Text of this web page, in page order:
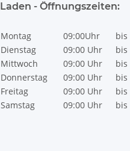
Laden - Öffnungszeiten:
Montag 09:00Uhr bis
Dienstag
09:00 Uhr bis
Mittwoch
09:00 Uhr bis
Donnerstag
09:00 Uhr bis
Freitag
09:00 Uhr bis
Samstag
09:00 Uhr bis